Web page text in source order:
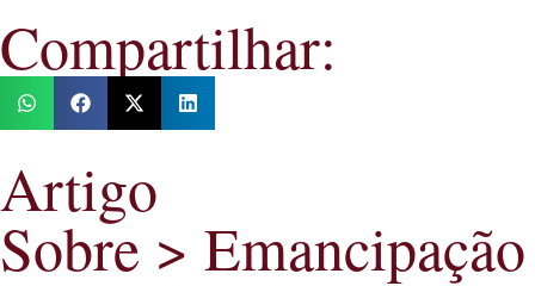
Compartilhar:
Artigo
Sobre > Emancipação